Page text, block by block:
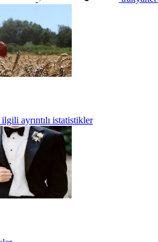
ayrıntılı istatistikler